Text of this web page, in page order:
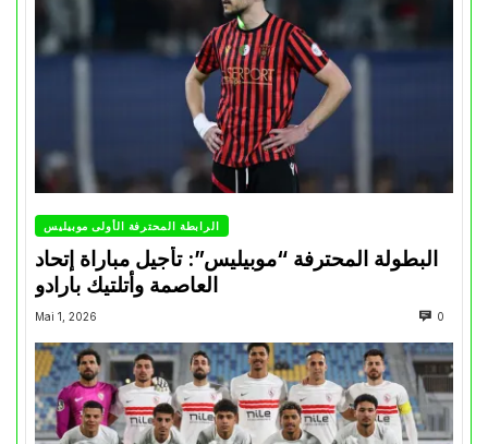
الرابطة المحترفة الأولى موبيليس
البطولة المحترفة “موبيليس”: تأجيل مباراة إتحاد
العاصمة وأتلتيك بارادو
Mai 1, 2026 0